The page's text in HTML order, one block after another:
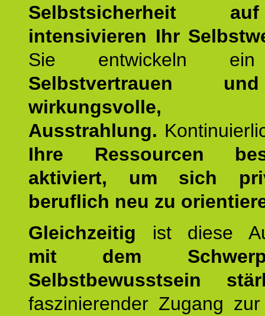
Selbstsicherheit
intensivieren Ihr
Sie entwickeln ein
Selbstvertrauen
wirkungsvolle,
Ausstrahlung.
Ihre Ressourcen
aktiviert, um sich
beruflich neu zu
Gleichzeitig ist diese
mit dem
Selbstbewusstsein
faszinierender Zugang